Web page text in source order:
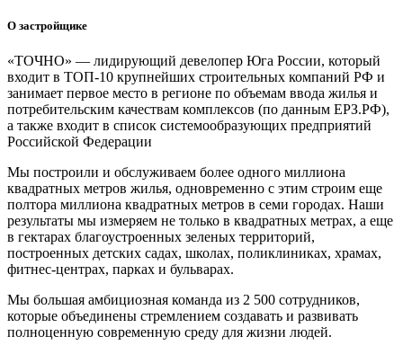
О застройщике
«ТОЧНО» — лидирующий девелопер Юга России, который
входит в ТОП-10 крупнейших строительных компаний РФ и
занимает первое место в регионе по объемам ввода жилья и
потребительским качествам комплексов (по данным ЕРЗ.РФ),
а также входит в список системообразующих предприятий
Российской Федерации
Мы построили и обслуживаем более одного миллиона
квадратных метров жилья, одновременно с этим строим еще
полтора миллиона квадратных метров в семи городах. Наши
результаты мы измеряем не только в квадратных метрах, а еще
в гектарах благоустроенных зеленых территорий,
построенных детских садах, школах, поликлиниках, храмах,
фитнес-центрах, парках и бульварах.
Мы большая амбициозная команда из 2 500 сотрудников,
которые объединены стремлением создавать и развивать
полноценную современную среду для жизни людей.